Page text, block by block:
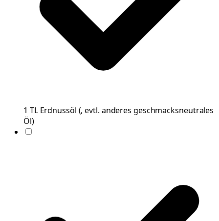
1 TL Erdnussöl (, evtl. anderes geschmacksneutrales
Öl)